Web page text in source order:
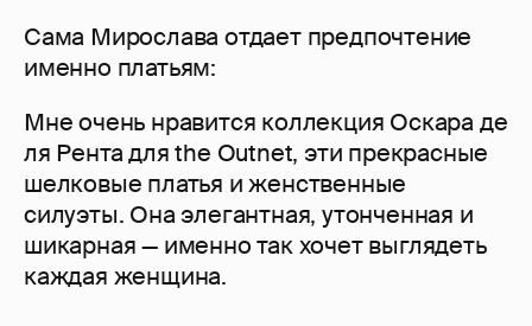
Сама Мирослава отдает предпочтение
именно платьям:
Мне очень нравится коллекция Оскара де
ля Рента для the Outnet, эти прекрасные
шелковые платья и женственные
силуэты. Она элегантная, утонченная и
шикарная — именно так хочет выглядеть
каждая женщина.